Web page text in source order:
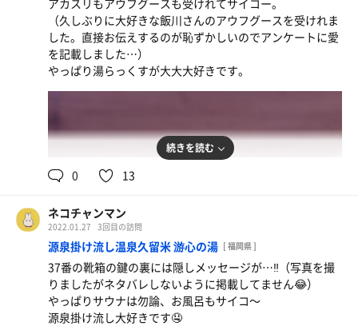
強くなり最後は大きく広くダイナミックに！23時の回は参
加者が私含め3名だったので贅沢空間でした🤤
今日のアロマはひのき🌲
私が行く日は柑橘系やお花系が多かったので新鮮！とても
好きな癒される香りでした！
ご飯は私の中の「美味しすぎるアジフライ」の元祖である
アジフライ定食をいただきました。やっっぱり美味しい‼︎
湯らっくすレストランのご飯はどれも美味しすぎるので毎
回悩みます。お腹が沢山欲しい。
・最近来る度にアカスリを受けていますが、今日はタイミ
ングが合わず断念…
その代わりに以前から気になっていたタイ古式マッサージ
を受けました！
もみほぐしのマッサージは勿論ですがストレッチ要素もあ
る為、体をグーっと伸ばして頂きとてつもなくスッキリし
ました。寝てしまいそうな気持ちよさと、硬い部分を伸ば
とだけ悲しかった）
【からふろ】
ヴィヒタ水ロウリュめっちゃいい！
からふろの通気口からヴィヒタの香りがして素敵
のれんシステムわかりやすくて良い。
で寝たり…こんなサウナを求めてた。
順番待ちでかなり時間を要してしまうのがしかないけど辛
強冷水大好き！！！
手すりがあってスロープみたいな構造になってるのでとて
も入りやすい。全身浸かってサッと出てシビシビになって
から休憩に行くとバチバチに整いました。
強水風呂→森のサウナの水風呂サイコー。
頭だけ暖かいという謎空間素敵すぎる。
出てからまた強冷水で顔を洗うと天国です。
アカスリもアウフグースも受けれてサイコー。
（久しぶりに大好きな飯川さんのアウフグースを受けれま
した。直接お伝えするのが恥ずかしいのでアンケートに愛
を記載しました…）
やっぱり湯らっくすが大大大好きです。
続きを読む
0 13
ネコチャンマン
2022.01.27 3回目の訪問
源泉掛け流し温泉久留米 游心の湯 [ 福岡県 ]
37番の靴箱の鍵の裏には隠しメッセージが…‼︎（写真を撮
りましたがネタバレしないように掲載してません😂）
やっぱりサウナは勿論、お風呂もサイコ〜
源泉掛け流し大好きです🤤